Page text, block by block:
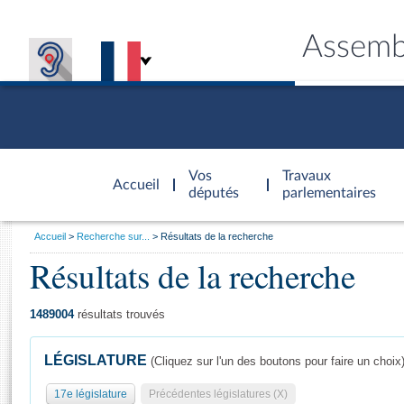
Accueil
d'accueil
Vos
députés
Travaux
parlementaires
Général
Vous
Accueil Recherche sur... Résultats de la recherche
Résultats de la recherche
1489004résultats trouvés
LÉGISLATURE (Cliquez sur l'un des boutons pour faire un choix)
17e législature Précédentes législatures (X)